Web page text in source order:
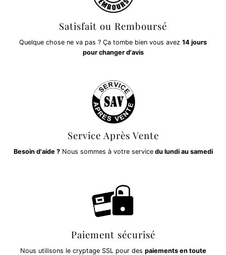
Satisfait ou Remboursé
Quelque chose ne va pas ? Ça tombe bien vous avez 14 jours
pour changer d'avis
Service Après Vente
Besoin d'aide ?Nous sommes à votre servicedu lundi au samedi
Paiement sécurisé
Nous utilisons le cryptage SSL pour des paiements en toute